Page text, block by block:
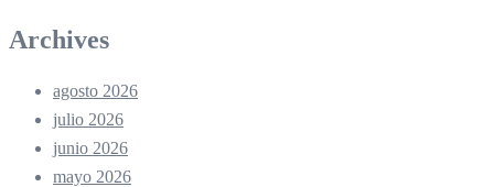
Archives
agosto 2026
julio 2026
junio 2026
mayo 2026